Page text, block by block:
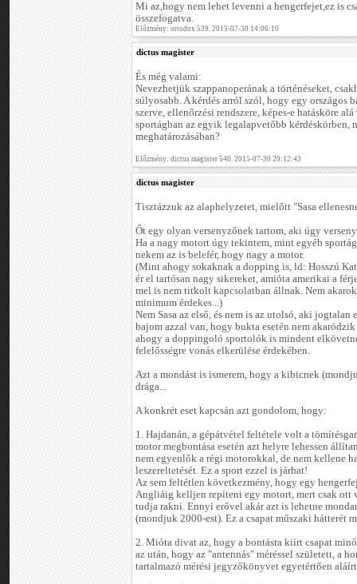
Mi az,hogy nem lehet levenni a hengerfejet,ez is
összefogatva.
Előzmény: ortodox 539. 2015-07-30 14:06:10
dictus magister
És még valami:
Nevezhetjük szappanoperának a történéseket,
súlyosabb. A kérdés arról szól, hogy egy országos
szerve, ellenőrzési rendszere, képes-e hatásköre
sportágban az egyik legalapvetőbb kérdéskörben,
meghatározásában?
Előzmény: dictus magister 540. 2015-07-30 20:12:43
dictus magister
Tisztázzuk az alaphelyzetet, mielőtt "Sasa
Őt egy olyan versenyzőnek tartom, aki úgy
Ha a nagy motort úgy tekintem, mint egyéb
nekem az is belefér, hogy nagy a motor.
(Mint ahogy sokaknak a dopping is, ld: Hosszú
ér el tartósan nagy sikereket, amióta amerikai a
mel is nem titkolt kapcsolatban állnak. Nem
minimum érdekes...)
Nem Sasa az első, és nem is az utolsó, aki
bajom azzal van, hogy bukta esetén nem
ahogy a doppingoló sportolók is mindent
felelősségre vonás elkerülése érdekében.
Azt a mondást is ismerem, hogy a kibicnek
drága...
A konkrét eset kapcsán azt gondolom, hogy:
1. Hajdanán, a gépátvétel feltétele volt a
motor megbontása esetén azt helyre lehessen
nem egyenlők a régi motorokkal, de nem kellene
leszereltetését. Ez a sport ezzel is járhat!
Az sem feltétlen következmény, hogy egy
Angliáig kelljen repíteni egy motort, mert csak ott
tudja rakni. Ennyi erővel akár azt is lehetne
(mondjuk 2000-est). Ez a csapat műszaki hátterét
2. Mióta divat az, hogy a bontásra kiírt csapat
az után, hogy az "antennás" méréssel született, a
tartalmazó mérési jegyzőkönyvet egyetértően